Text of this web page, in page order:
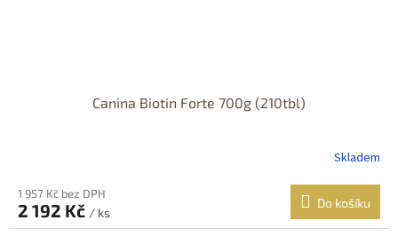
Canina Biotin Forte 700g (210tbl)
Skladem
1 957 Kč bez DPH
2 192 Kč / ks
Do košíku